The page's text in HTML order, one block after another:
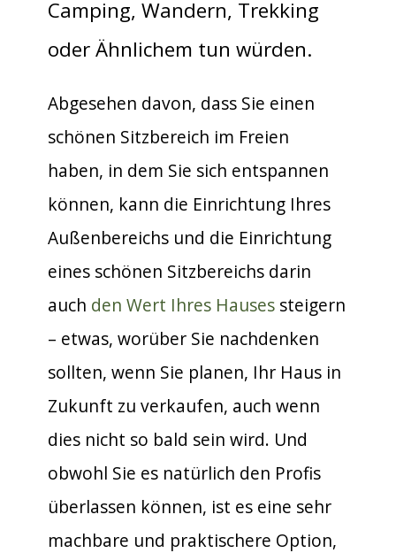
Camping, Wandern, Trekking
oder Ähnlichem tun würden.
Abgesehen davon, dass Sie einen
schönen Sitzbereich im Freien
haben, in dem Sie sich entspannen
können, kann die Einrichtung Ihres
Außenbereichs und die Einrichtung
eines schönen Sitzbereichs darin
auch den Wert Ihres Hauses steigern
– etwas, worüber Sie nachdenken
sollten, wenn Sie planen, Ihr Haus in
Zukunft zu verkaufen, auch wenn
dies nicht so bald sein wird. Und
obwohl Sie es natürlich den Profis
überlassen können, ist es eine sehr
machbare und praktischere Option,